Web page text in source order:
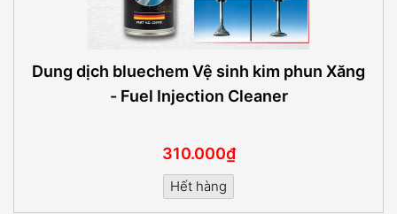
Dung dịch bluechem Vệ sinh kim phun Xăng
- Fuel Injection Cleaner
310.000₫
Hết hàng